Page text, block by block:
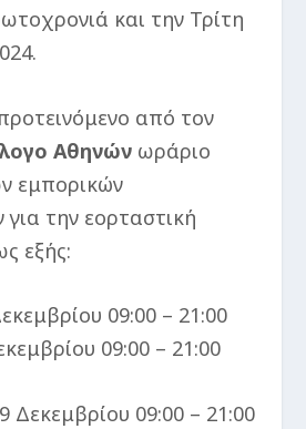
και την Τρίτη
από τον
Αθηνών ωράριο
εμπορικών
την εορταστική
εξής:
09:00 – 21:00
09:00 – 21:00
Δεκεμβρίου 09:00 – 21:00